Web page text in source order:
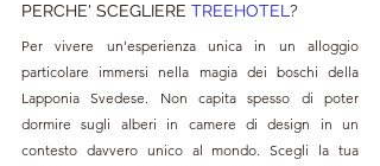
PERCHE' SCEGLIERE TREEHOTEL?
Per vivere un'esperienza unica in un alloggio
particolare immersi nella magia dei boschi della
Lapponia Svedese. Non capita spesso di poter
dormire sugli alberi in camere di design in un
contesto davvero unico al mondo. Scegli la tua